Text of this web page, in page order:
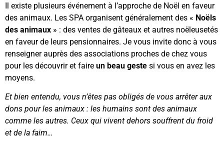
Il existe plusieurs événement à l’approche de Noël en faveur
des animaux. Les SPA organisent généralement des « Noëls
des animaux » : des ventes de gâteaux et autres noëleusetés
en faveur de leurs pensionnaires. Je vous invite donc à vous
renseigner auprès des associations proches de chez vous
pour les découvrir et faire un beau geste si vous en avez les
moyens.
Et bien entendu, vous n’êtes pas obligés de vous arrêter aux
dons pour les animaux : les humains sont des animaux
comme les autres. Ceux qui vivent dehors souffrent du froid
et de la faim…